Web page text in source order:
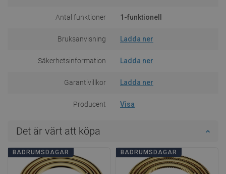
Antal funktioner 1-funktionell
Bruksanvisning Ladda ner
Säkerhetsinformation Ladda ner
Garantivillkor Ladda ner
Producent Visa
Det är värt att köpa
BADRUMSDAGAR BADRUMSDAGAR